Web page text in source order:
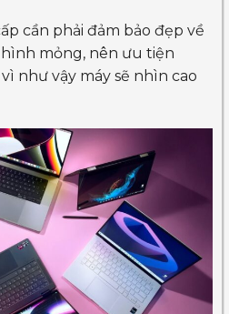
cần phải đảm bảo đẹp về
mỏng, nên ưu tiện
như vậy máy sẽ nhìn cao